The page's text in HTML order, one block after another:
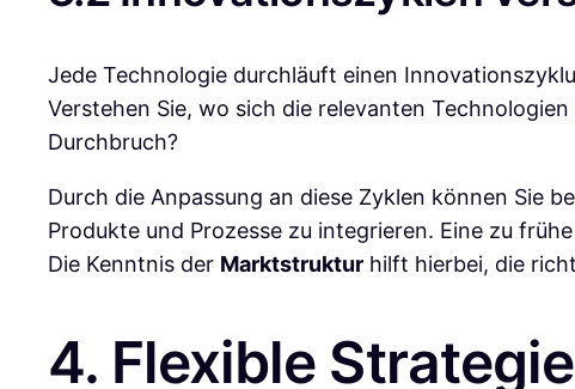
Jede Technologie durchläuft einen
Verstehen Sie, wo sich die relevanten
Durchbruch?
Durch die Anpassung an diese Zyklen können Sie
Produkte und Prozesse zu integrieren. Eine zu
Die Kenntnis der Marktstruktur hilft hierbei, die
4. Flexible